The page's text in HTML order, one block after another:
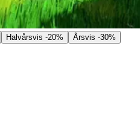
Halvårsvis -20% Årsvis -30%